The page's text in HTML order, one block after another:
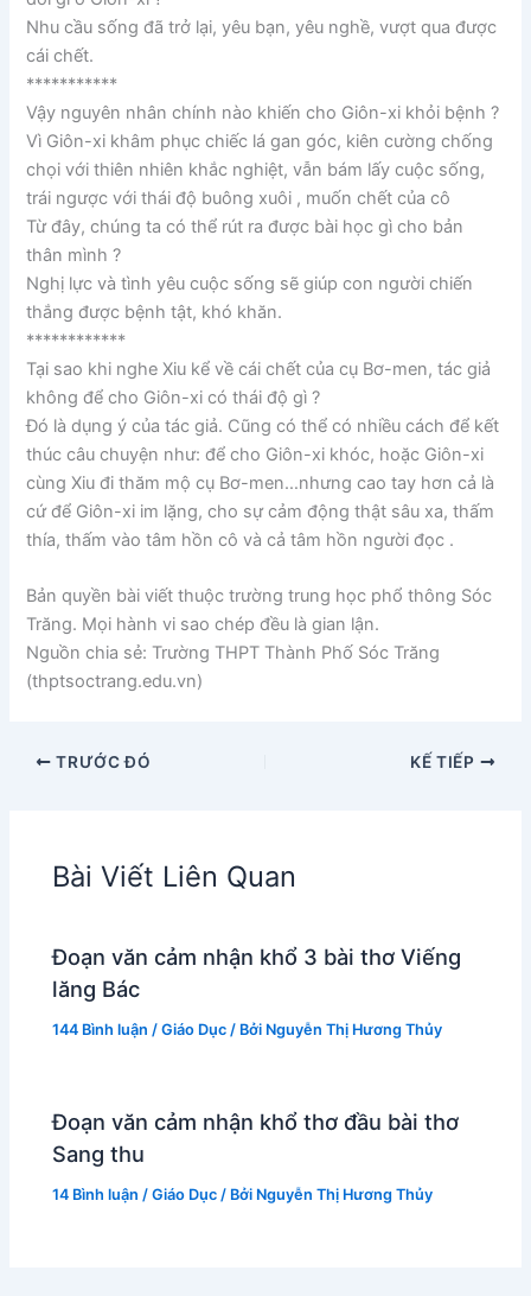
Nhu cầu sống đã trở lại, yêu bạn, yêu nghề, vượt qua được
cái chết.
***********
Vậy nguyên nhân chính nào khiến cho Giôn-xi khỏi bệnh ?
Vì Giôn-xi khâm phục chiếc lá gan góc, kiên cường chống
chọi với thiên nhiên khắc nghiệt, vẫn bám lấy cuộc sống,
trái ngược với thái độ buông xuôi , muốn chết của cô
Từ đây, chúng ta có thể rút ra được bài học gì cho bản
thân mình ?
Nghị lực và tình yêu cuộc sống sẽ giúp con người chiến
thắng được bệnh tật, khó khăn.
************
Tại sao khi nghe Xiu kể về cái chết của cụ Bơ-men, tác giả
không để cho Giôn-xi có thái độ gì ?
Đó là dụng ý của tác giả. Cũng có thể có nhiều cách để kết
thúc câu chuyện như: để cho Giôn-xi khóc, hoặc Giôn-xi
cùng Xiu đi thăm mộ cụ Bơ-men…nhưng cao tay hơn cả là
cứ để Giôn-xi im lặng, cho sự cảm động thật sâu xa, thấm
thía, thấm vào tâm hồn cô và cả tâm hồn người đọc .
Bản quyền bài viết thuộc trường trung học phổ thông Sóc
Trăng. Mọi hành vi sao chép đều là gian lận.
Nguồn chia sẻ: Trường THPT Thành Phố Sóc Trăng
(thptsoctrang.edu.vn)
TRƯỚC ĐÓ KẾ TIẾP
Bài Viết Liên Quan
Đoạn văn cảm nhận khổ 3 bài thơ Viếng
lăng Bác
144 Bình luận /Giáo Dục / Bởi Nguyễn Thị Hương Thủy
Đoạn văn cảm nhận khổ thơ đầu bài thơ
Sang thu
14 Bình luận /Giáo Dục / Bởi Nguyễn Thị Hương Thủy